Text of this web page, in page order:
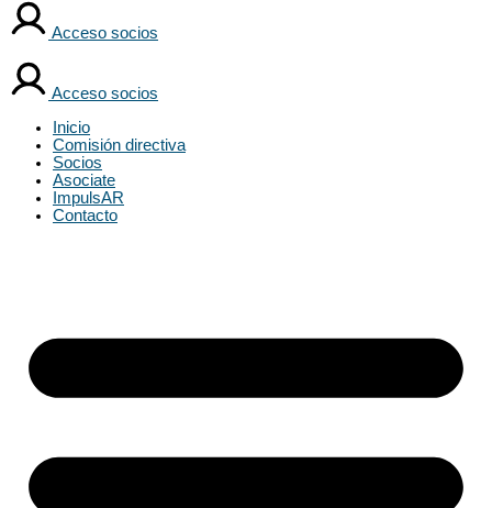
Acceso socios
Acceso socios
Inicio
Comisión directiva
Socios
Asociate
ImpulsAR
Contacto